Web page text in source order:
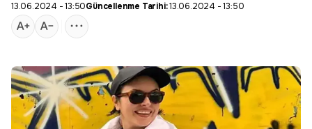
13.06.2024 - 13:50Güncellenme Tarihi:13.06.2024 - 13:50